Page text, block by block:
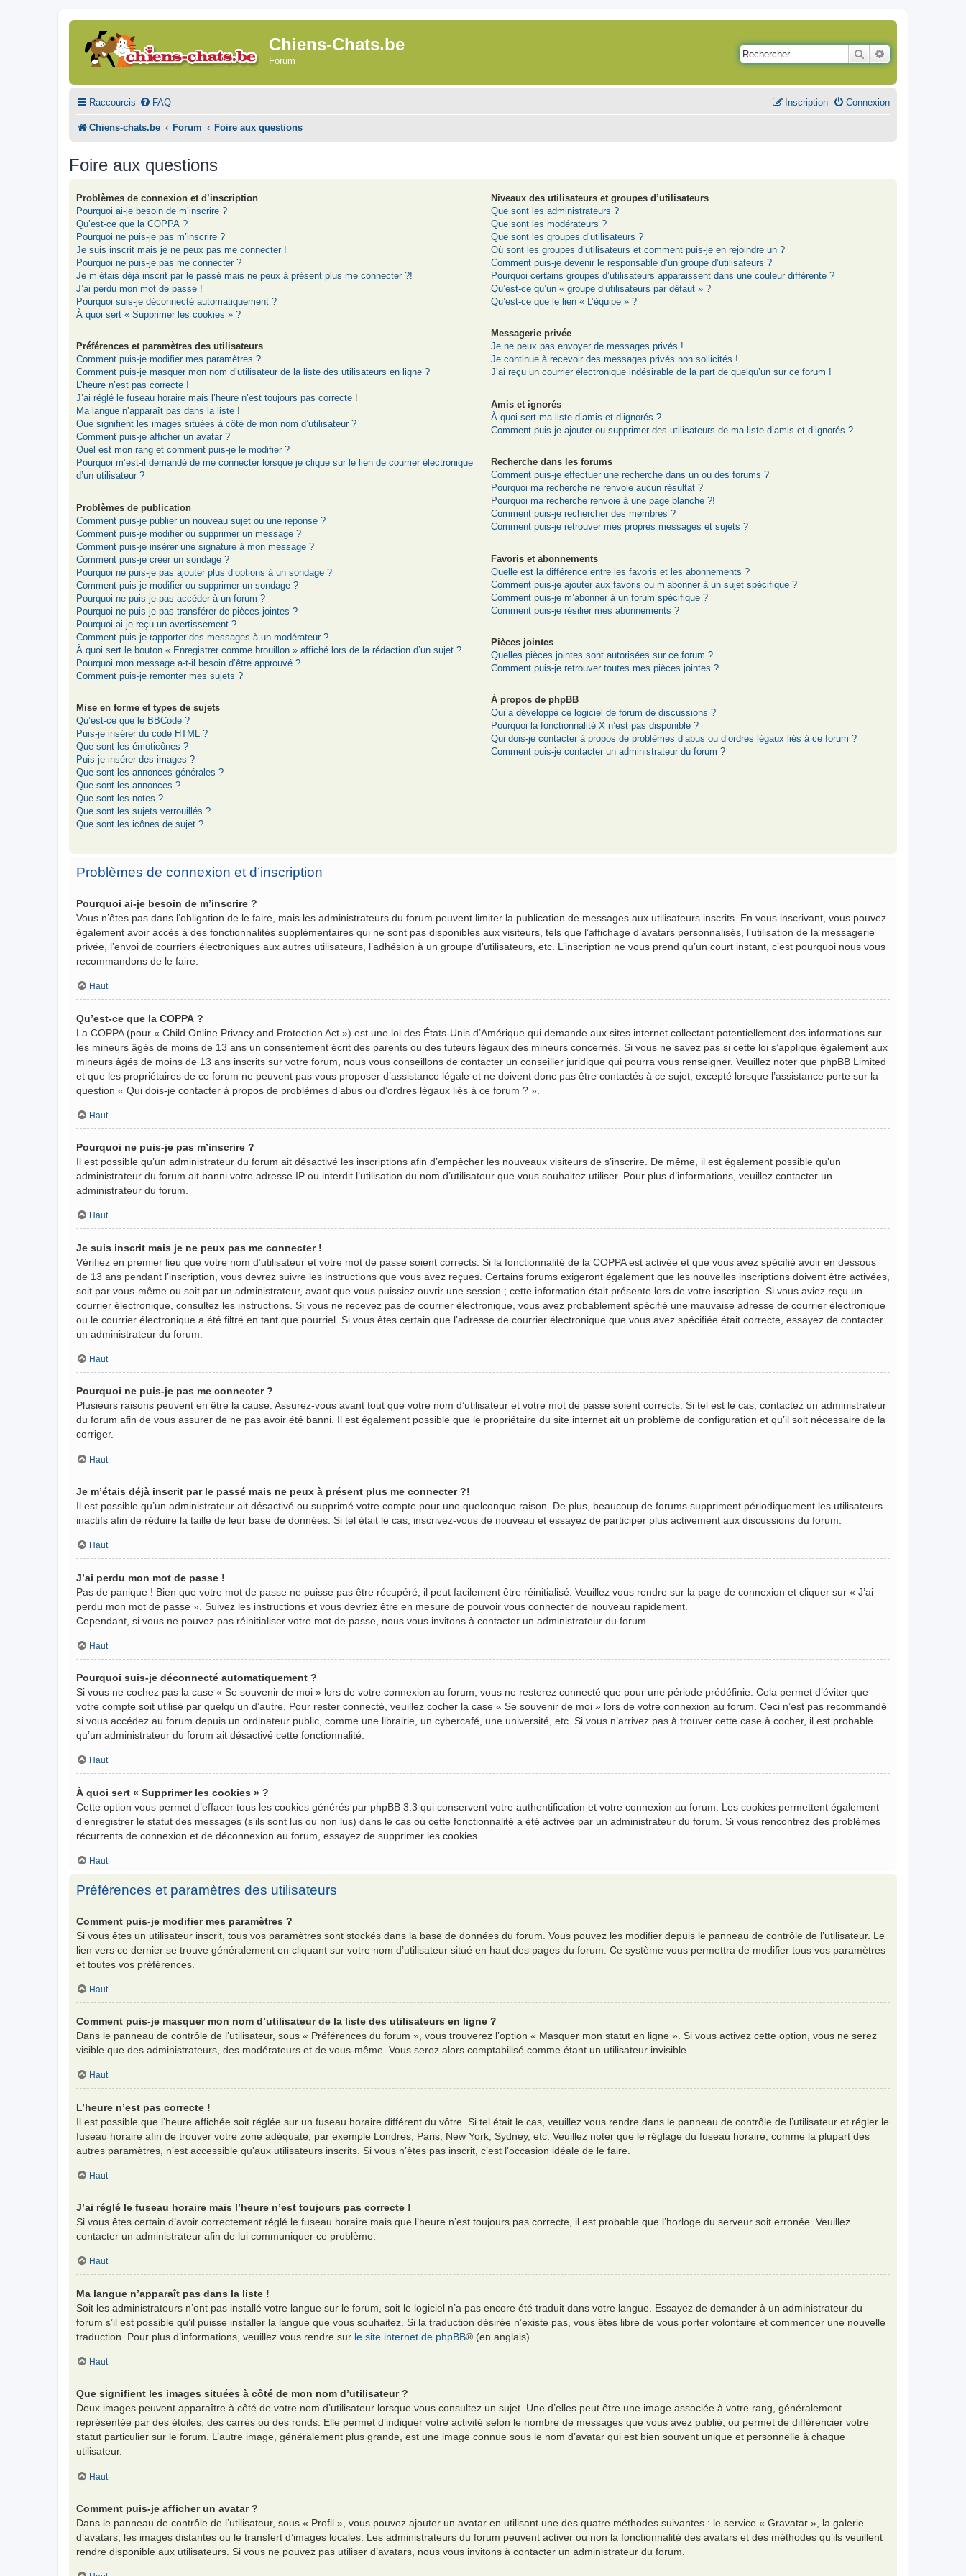
Chiens-Chats.be
Forum
Rechercher
Raccourcis FAQ Connexion
Inscription
Chiens-chats.be Forum Foire aux questions
Foire aux questions
Problèmes de connexion et d’inscription
Pourquoi ai-je besoin de m’inscrire ?
Qu’est-ce que la COPPA ?
Pourquoi ne puis-je pas m’inscrire ?
Je suis inscrit mais je ne peux pas me connecter !
Pourquoi ne puis-je pas me connecter ?
Je m’étais déjà inscrit par le passé mais ne peux à présent plus me connecter ?!
J’ai perdu mon mot de passe !
Pourquoi suis-je déconnecté automatiquement ?
À quoi sert « Supprimer les cookies » ?
Préférences et paramètres des utilisateurs
Comment puis-je modifier mes paramètres ?
Comment puis-je masquer mon nom d’utilisateur de la liste des utilisateurs en ligne ?
L’heure n’est pas correcte !
J’ai réglé le fuseau horaire mais l’heure n’est toujours pas correcte !
Ma langue n’apparaît pas dans la liste !
Que signifient les images situées à côté de mon nom d’utilisateur ?
Comment puis-je afficher un avatar ?
Quel est mon rang et comment puis-je le modifier ?
Pourquoi m’est-il demandé de me connecter lorsque je clique sur le lien de courrier électronique
d’un utilisateur ?
Problèmes de publication
Comment puis-je publier un nouveau sujet ou une réponse ?
Comment puis-je modifier ou supprimer un message ?
Comment puis-je insérer une signature à mon message ?
Comment puis-je créer un sondage ?
Pourquoi ne puis-je pas ajouter plus d’options à un sondage ?
Comment puis-je modifier ou supprimer un sondage ?
Pourquoi ne puis-je pas accéder à un forum ?
Pourquoi ne puis-je pas transférer de pièces jointes ?
Pourquoi ai-je reçu un avertissement ?
Comment puis-je rapporter des messages à un modérateur ?
À quoi sert le bouton « Enregistrer comme brouillon » affiché lors de la rédaction d’un sujet ?
Pourquoi mon message a-t-il besoin d’être approuvé ?
Comment puis-je remonter mes sujets ?
Mise en forme et types de sujets
Qu’est-ce que le BBCode ?
Puis-je insérer du code HTML ?
Que sont les émoticônes ?
Puis-je insérer des images ?
Que sont les annonces générales ?
Que sont les annonces ?
Que sont les notes ?
Que sont les sujets verrouillés ?
Que sont les icônes de sujet ?
Niveaux des utilisateurs et groupes d’utilisateurs
Que sont les administrateurs ?
Que sont les modérateurs ?
Que sont les groupes d’utilisateurs ?
Où sont les groupes d’utilisateurs et comment puis-je en rejoindre un ?
Comment puis-je devenir le responsable d’un groupe d’utilisateurs ?
Pourquoi certains groupes d’utilisateurs apparaissent dans une couleur différente ?
Qu’est-ce qu’un « groupe d’utilisateurs par défaut » ?
Qu’est-ce que le lien « L’équipe » ?
Messagerie privée
Je ne peux pas envoyer de messages privés !
Je continue à recevoir des messages privés non sollicités !
J’ai reçu un courrier électronique indésirable de la part de quelqu’un sur ce forum !
Amis et ignorés
À quoi sert ma liste d’amis et d’ignorés ?
Comment puis-je ajouter ou supprimer des utilisateurs de ma liste d’amis et d’ignorés ?
Recherche dans les forums
Comment puis-je effectuer une recherche dans un ou des forums ?
Pourquoi ma recherche ne renvoie aucun résultat ?
Pourquoi ma recherche renvoie à une page blanche ?!
Comment puis-je rechercher des membres ?
Comment puis-je retrouver mes propres messages et sujets ?
Favoris et abonnements
Quelle est la différence entre les favoris et les abonnements ?
Comment puis-je ajouter aux favoris ou m’abonner à un sujet spécifique ?
Comment puis-je m’abonner à un forum spécifique ?
Comment puis-je résilier mes abonnements ?
Pièces jointes
Quelles pièces jointes sont autorisées sur ce forum ?
Comment puis-je retrouver toutes mes pièces jointes ?
À propos de phpBB
Qui a développé ce logiciel de forum de discussions ?
Pourquoi la fonctionnalité X n’est pas disponible ?
Qui dois-je contacter à propos de problèmes d’abus ou d’ordres légaux liés à ce forum ?
Comment puis-je contacter un administrateur du forum ?
Problèmes de connexion et d’inscription
Pourquoi ai-je besoin de m’inscrire ?
Vous n’êtes pas dans l’obligation de le faire, mais les administrateurs du forum peuvent limiter la publication de messages aux utilisateurs inscrits. En vous inscrivant, vous pouvez
également avoir accès à des fonctionnalités supplémentaires qui ne sont pas disponibles aux visiteurs, tels que l’affichage d’avatars personnalisés, l’utilisation de la messagerie
privée, l’envoi de courriers électroniques aux autres utilisateurs, l’adhésion à un groupe d’utilisateurs, etc. L’inscription ne vous prend qu’un court instant, c’est pourquoi nous vous
recommandons de le faire.
Haut
Qu’est-ce que la COPPA ?
La COPPA (pour « Child Online Privacy and Protection Act ») est une loi des États-Unis d’Amérique qui demande aux sites internet collectant potentiellement des informations sur
les mineurs âgés de moins de 13 ans un consentement écrit des parents ou des tuteurs légaux des mineurs concernés. Si vous ne savez pas si cette loi s’applique également aux
mineurs âgés de moins de 13 ans inscrits sur votre forum, nous vous conseillons de contacter un conseiller juridique qui pourra vous renseigner. Veuillez noter que phpBB Limited
et que les propriétaires de ce forum ne peuvent pas vous proposer d’assistance légale et ne doivent donc pas être contactés à ce sujet, excepté lorsque l’assistance porte sur la
question « Qui dois-je contacter à propos de problèmes d’abus ou d’ordres légaux liés à ce forum ? ».
Haut
Pourquoi ne puis-je pas m’inscrire ?
Il est possible qu’un administrateur du forum ait désactivé les inscriptions afin d’empêcher les nouveaux visiteurs de s’inscrire. De même, il est également possible qu’un
administrateur du forum ait banni votre adresse IP ou interdit l’utilisation du nom d’utilisateur que vous souhaitez utiliser. Pour plus d’informations, veuillez contacter un
administrateur du forum.
Haut
Je suis inscrit mais je ne peux pas me connecter !
Vérifiez en premier lieu que votre nom d’utilisateur et votre mot de passe soient corrects. Si la fonctionnalité de la COPPA est activée et que vous avez spécifié avoir en dessous
de 13 ans pendant l’inscription, vous devrez suivre les instructions que vous avez reçues. Certains forums exigeront également que les nouvelles inscriptions doivent être activées,
soit par vous-même ou soit par un administrateur, avant que vous puissiez ouvrir une session ; cette information était présente lors de votre inscription. Si vous aviez reçu un
courrier électronique, consultez les instructions. Si vous ne recevez pas de courrier électronique, vous avez probablement spécifié une mauvaise adresse de courrier électronique
ou le courrier électronique a été filtré en tant que pourriel. Si vous êtes certain que l’adresse de courrier électronique que vous avez spécifiée était correcte, essayez de contacter
un administrateur du forum.
Haut
Pourquoi ne puis-je pas me connecter ?
Plusieurs raisons peuvent en être la cause. Assurez-vous avant tout que votre nom d’utilisateur et votre mot de passe soient corrects. Si tel est le cas, contactez un administrateur
du forum afin de vous assurer de ne pas avoir été banni. Il est également possible que le propriétaire du site internet ait un problème de configuration et qu’il soit nécessaire de la
corriger.
Haut
Je m’étais déjà inscrit par le passé mais ne peux à présent plus me connecter ?!
Il est possible qu’un administrateur ait désactivé ou supprimé votre compte pour une quelconque raison. De plus, beaucoup de forums suppriment périodiquement les utilisateurs
inactifs afin de réduire la taille de leur base de données. Si tel était le cas, inscrivez-vous de nouveau et essayez de participer plus activement aux discussions du forum.
Haut
J’ai perdu mon mot de passe !
Pas de panique ! Bien que votre mot de passe ne puisse pas être récupéré, il peut facilement être réinitialisé. Veuillez vous rendre sur la page de connexion et cliquer sur « J’ai
perdu mon mot de passe ». Suivez les instructions et vous devriez être en mesure de pouvoir vous connecter de nouveau rapidement.
Cependant, si vous ne pouvez pas réinitialiser votre mot de passe, nous vous invitons à contacter un administrateur du forum.
Haut
Pourquoi suis-je déconnecté automatiquement ?
Si vous ne cochez pas la case « Se souvenir de moi » lors de votre connexion au forum, vous ne resterez connecté que pour une période prédéfinie. Cela permet d’éviter que
votre compte soit utilisé par quelqu’un d’autre. Pour rester connecté, veuillez cocher la case « Se souvenir de moi » lors de votre connexion au forum. Ceci n’est pas recommandé
si vous accédez au forum depuis un ordinateur public, comme une librairie, un cybercafé, une université, etc. Si vous n’arrivez pas à trouver cette case à cocher, il est probable
qu’un administrateur du forum ait désactivé cette fonctionnalité.
Haut
À quoi sert « Supprimer les cookies » ?
Cette option vous permet d’effacer tous les cookies générés par phpBB 3.3 qui conservent votre authentification et votre connexion au forum. Les cookies permettent également
d’enregistrer le statut des messages (s’ils sont lus ou non lus) dans le cas où cette fonctionnalité a été activée par un administrateur du forum. Si vous rencontrez des problèmes
récurrents de connexion et de déconnexion au forum, essayez de supprimer les cookies.
Haut
Préférences et paramètres des utilisateurs
Comment puis-je modifier mes paramètres ?
Si vous êtes un utilisateur inscrit, tous vos paramètres sont stockés dans la base de données du forum. Vous pouvez les modifier depuis le panneau de contrôle de l’utilisateur. Le
lien vers ce dernier se trouve généralement en cliquant sur votre nom d’utilisateur situé en haut des pages du forum. Ce système vous permettra de modifier tous vos paramètres
et toutes vos préférences.
Haut
Comment puis-je masquer mon nom d’utilisateur de la liste des utilisateurs en ligne ?
Dans le panneau de contrôle de l’utilisateur, sous « Préférences du forum », vous trouverez l’option « Masquer mon statut en ligne ». Si vous activez cette option, vous ne serez
visible que des administrateurs, des modérateurs et de vous-même. Vous serez alors comptabilisé comme étant un utilisateur invisible.
Haut
L’heure n’est pas correcte !
Il est possible que l’heure affichée soit réglée sur un fuseau horaire différent du vôtre. Si tel était le cas, veuillez vous rendre dans le panneau de contrôle de l’utilisateur et régler le
fuseau horaire afin de trouver votre zone adéquate, par exemple Londres, Paris, New York, Sydney, etc. Veuillez noter que le réglage du fuseau horaire, comme la plupart des
autres paramètres, n’est accessible qu’aux utilisateurs inscrits. Si vous n’êtes pas inscrit, c’est l’occasion idéale de le faire.
Haut
J’ai réglé le fuseau horaire mais l’heure n’est toujours pas correcte !
Si vous êtes certain d’avoir correctement réglé le fuseau horaire mais que l’heure n’est toujours pas correcte, il est probable que l’horloge du serveur soit erronée. Veuillez
contacter un administrateur afin de lui communiquer ce problème.
Haut
Ma langue n’apparaît pas dans la liste !
Soit les administrateurs n’ont pas installé votre langue sur le forum, soit le logiciel n’a pas encore été traduit dans votre langue. Essayez de demander à un administrateur du
forum s’il est possible qu’il puisse installer la langue que vous souhaitez. Si la traduction désirée n’existe pas, vous êtes libre de vous porter volontaire et commencer une nouvelle
traduction. Pour plus d’informations, veuillez vous rendre sur le site internet de phpBB® (en anglais).
Haut
Que signifient les images situées à côté de mon nom d’utilisateur ?
Deux images peuvent apparaître à côté de votre nom d’utilisateur lorsque vous consultez un sujet. Une d’elles peut être une image associée à votre rang, généralement
représentée par des étoiles, des carrés ou des ronds. Elle permet d’indiquer votre activité selon le nombre de messages que vous avez publié, ou permet de différencier votre
statut particulier sur le forum. L’autre image, généralement plus grande, est une image connue sous le nom d’avatar qui est bien souvent unique et personnelle à chaque
utilisateur.
Haut
Comment puis-je afficher un avatar ?
Dans le panneau de contrôle de l’utilisateur, sous « Profil », vous pouvez ajouter un avatar en utilisant une des quatre méthodes suivantes : le service « Gravatar », la galerie
d’avatars, les images distantes ou le transfert d’images locales. Les administrateurs du forum peuvent activer ou non la fonctionnalité des avatars et des méthodes qu’ils veuillent
rendre disponible aux utilisateurs. Si vous ne pouvez pas utiliser d’avatars, nous vous invitons à contacter un administrateur du forum.